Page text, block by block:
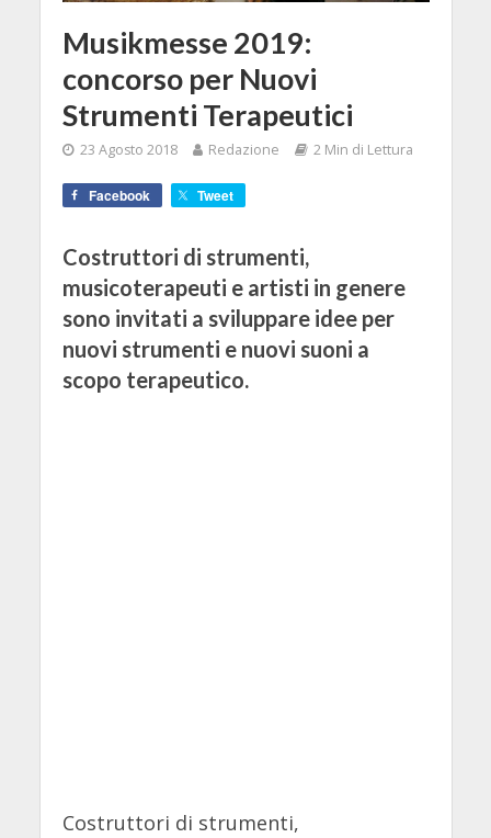
Musikmesse 2019:
concorso per Nuovi
Strumenti Terapeutici
23 Agosto 2018 Redazione 2 Min di Lettura
Facebook Tweet
Costruttori di strumenti,
musicoterapeuti e artisti in genere
sono invitati a sviluppare idee per
nuovi strumenti e nuovi suoni a
scopo terapeutico.
Costruttori di strumenti,